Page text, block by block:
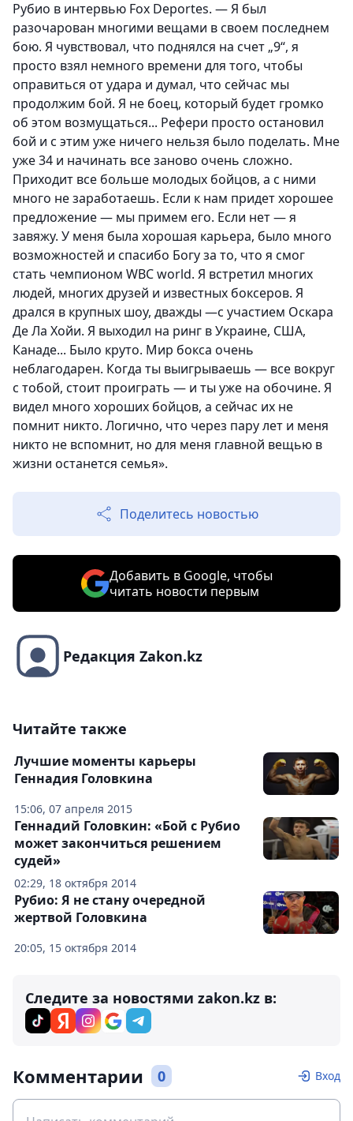
Рубио в интервью Fox Deportes. — Я был
разочарован многими вещами в своем последнем
бою. Я чувствовал, что поднялся на счет „9“, я
просто взял немного времени для того, чтобы
оправиться от удара и думал, что сейчас мы
продолжим бой. Я не боец, который будет громко
об этом возмущаться... Рефери просто остановил
бой и с этим уже ничего нельзя было поделать. Мне
уже 34 и начинать все заново очень сложно.
Приходит все больше молодых бойцов, а с ними
много не заработаешь. Если к нам придет хорошее
предложение — мы примем его. Если нет — я
завяжу. У меня была хорошая карьера, было много
возможностей и спасибо Богу за то, что я смог
стать чемпионом WBC world. Я встретил многих
людей, многих друзей и известных боксеров. Я
дрался в крупных шоу, дважды —с участием Оскара
Де Ла Хойи. Я выходил на ринг в Украине, США,
Канаде... Было круто. Мир бокса очень
неблагодарен. Когда ты выигрываешь — все вокруг
с тобой, стоит проиграть — и ты уже на обочине. Я
видел много хороших бойцов, а сейчас их не
помнит никто. Логично, что через пару лет и меня
никто не вспомнит, но для меня главной вещью в
жизни останется семья».
Поделитесь новостью
Добавить в Google, чтобы
читать новости первым
Редакция Zakon.kz
Читайте также
15:06, 07 апреля 2015
Лучшие моменты карьеры
Геннадия Головкина
02:29, 18 октября 2014
Геннадий Головкин: «Бой с Рубио
может закончиться решением
судей»
20:05, 15 октября 2014
Рубио: Я не стану очередной
жертвой Головкина
Следите за новостями zakon.kz в:
Комментарии 0 Вход